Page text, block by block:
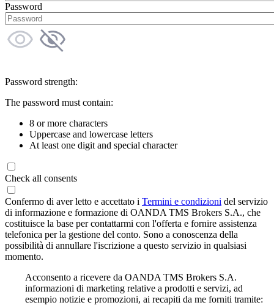
Password
Password strength:
The password must contain:
8 or more characters
Uppercase and lowercase letters
At least one digit and special character
Check all consents
Confermo di aver letto e accettato i Termini e condizioni del servizio
di informazione e formazione di OANDA TMS Brokers S.A., che
costituisce la base per contattarmi con l'offerta e fornire assistenza
telefonica per la gestione del conto. Sono a conoscenza della
possibilità di annullare l'iscrizione a questo servizio in qualsiasi
momento.
Acconsento a ricevere da OANDA TMS Brokers S.A.
informazioni di marketing relative a prodotti e servizi, ad
esempio notizie e promozioni, ai recapiti da me forniti tramite: